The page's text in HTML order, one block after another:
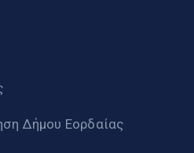
Δήμου Εορδαίας